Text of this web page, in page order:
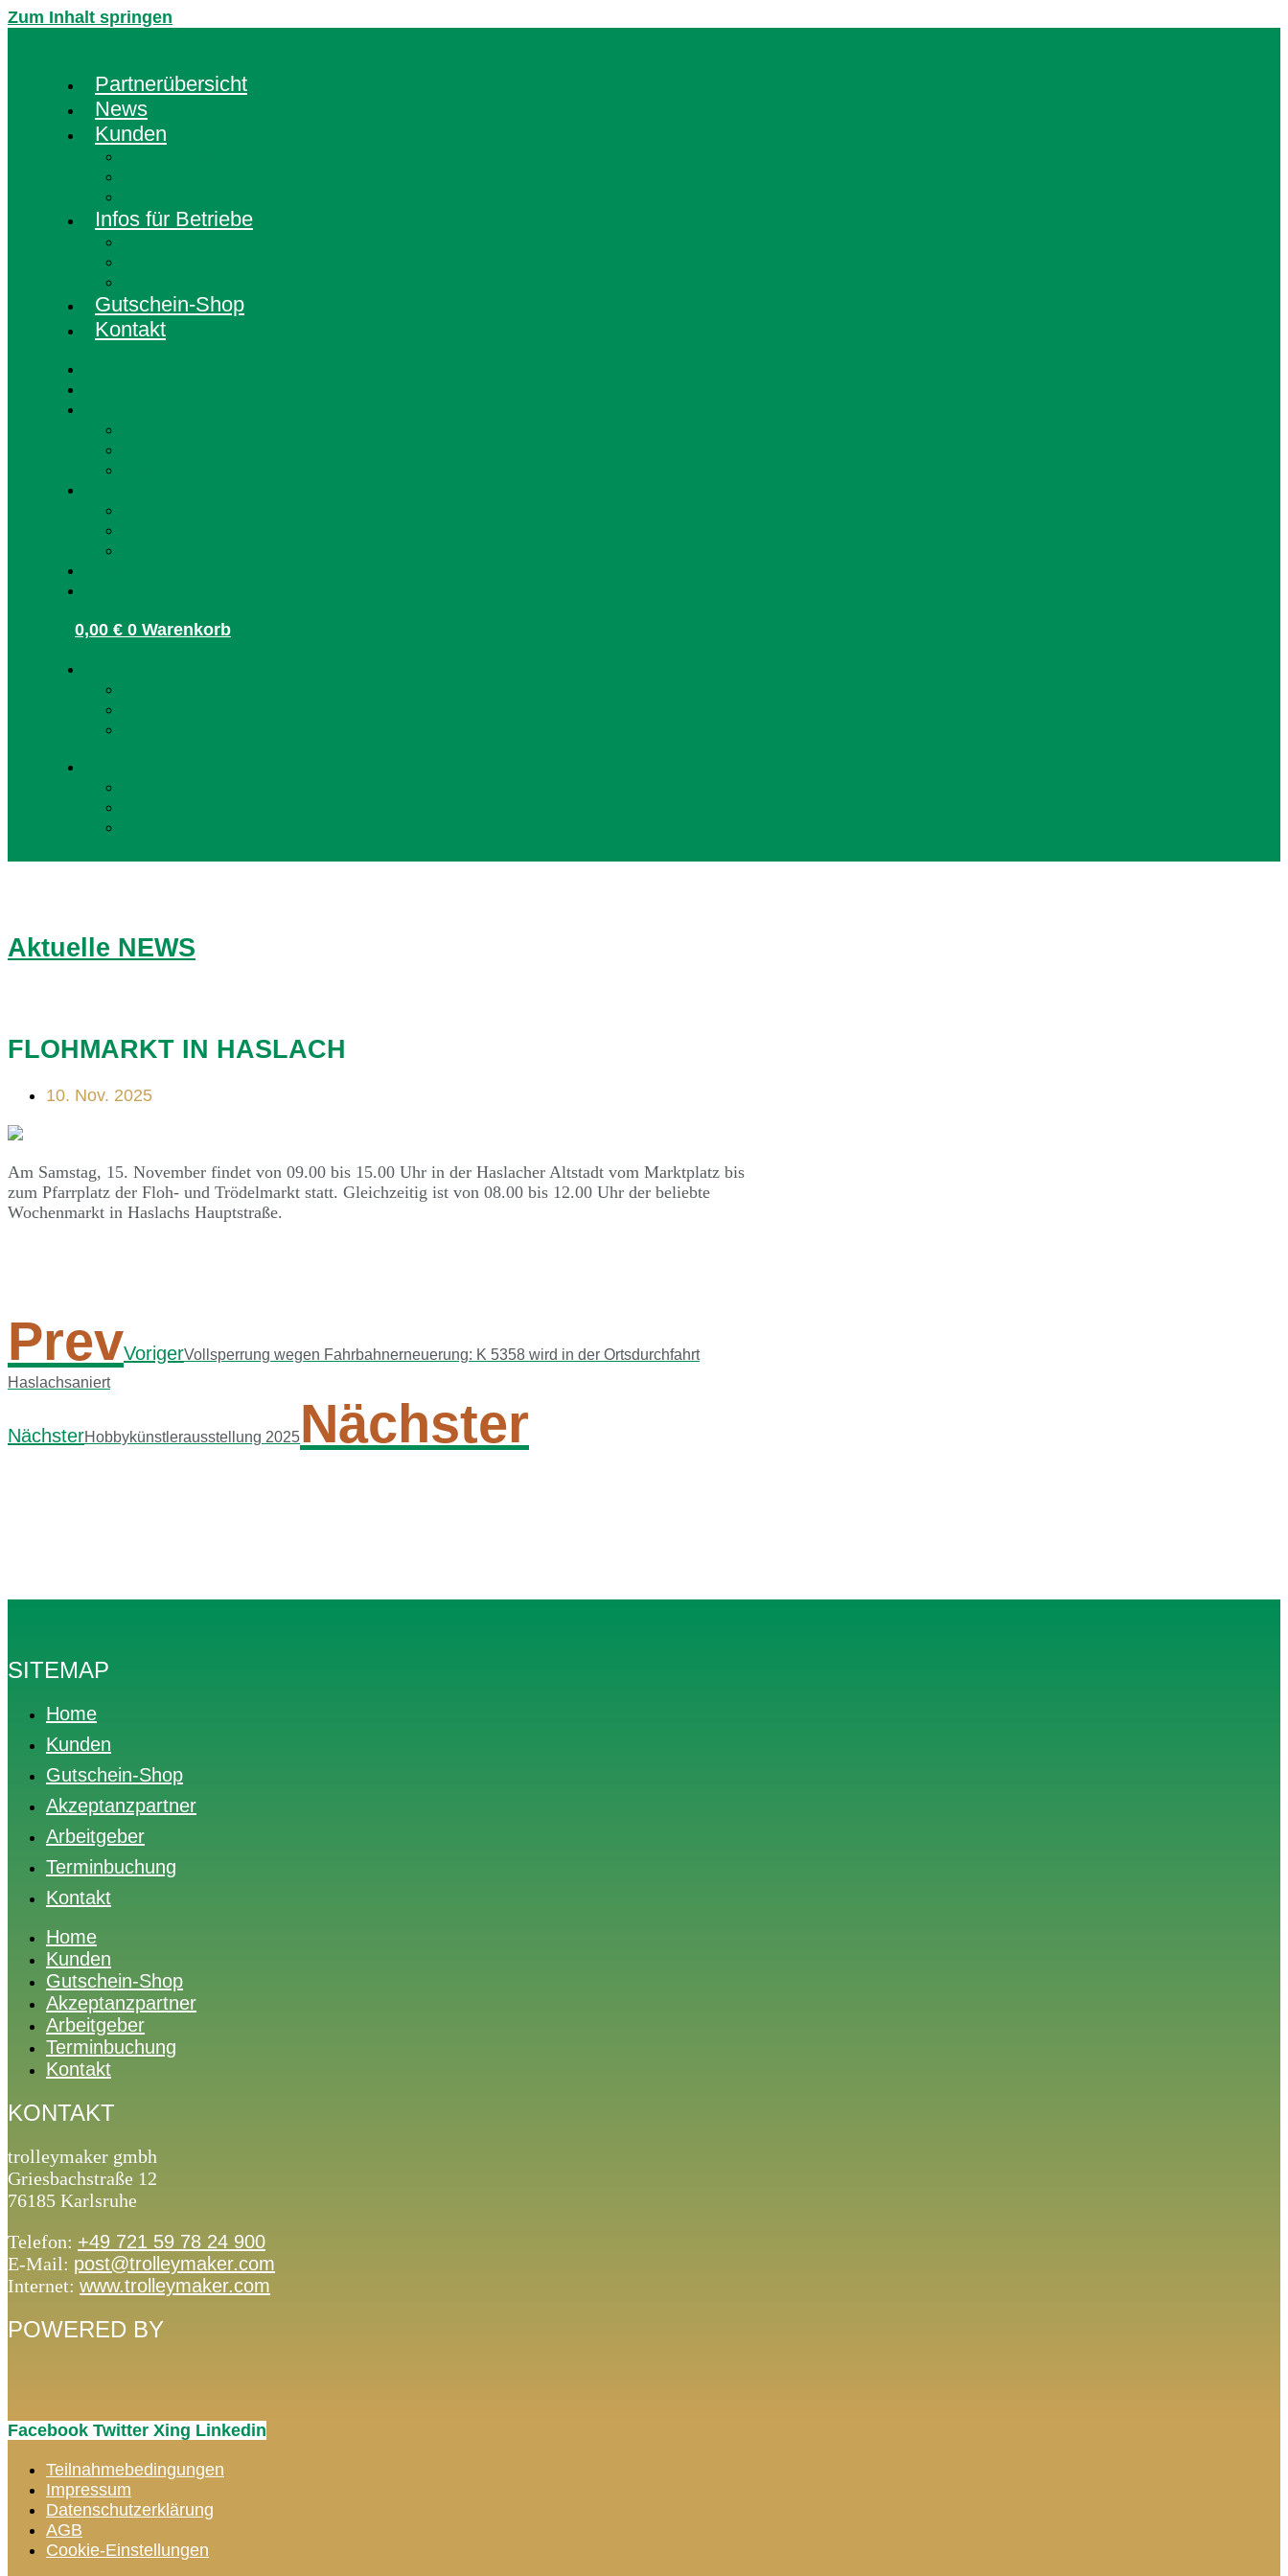
Zum Inhalt springen
Partnerübersicht
News
Kunden
Infos für Betriebe
Gutschein-Shop
Kontakt
0,00 € 0 Warenkorb
Aktuelle NEWS
FLOHMARKT IN HASLACH
10. Nov. 2025
Am Samstag, 15. November findet von 09.00 bis 15.00 Uhr in der Haslacher Altstadt vom Marktplatz bis
zum Pfarrplatz der Floh- und Trödelmarkt statt. Gleichzeitig ist von 08.00 bis 12.00 Uhr der beliebte
Wochenmarkt in Haslachs Hauptstraße.
PrevVorigerVollsperrung wegen Fahrbahnerneuerung: K 5358 wird in der Ortsdurchfahrt
Haslachsaniert
NächsterHobbykünstlerausstellung 2025Nächster
SITEMAP
Home
Kunden
Gutschein-Shop
Akzeptanzpartner
Arbeitgeber
Terminbuchung
Kontakt
Home
Kunden
Gutschein-Shop
Akzeptanzpartner
Arbeitgeber
Terminbuchung
Kontakt
KONTAKT
trolleymaker gmbh
Griesbachstraße 12
76185 Karlsruhe
Telefon: +49 721 59 78 24 900
E-Mail: post@trolleymaker.com
Internet: www.trolleymaker.com
POWERED BY
Facebook Twitter Xing Linkedin
Teilnahmebedingungen
Impressum
Datenschutzerklärung
AGB
Cookie-Einstellungen